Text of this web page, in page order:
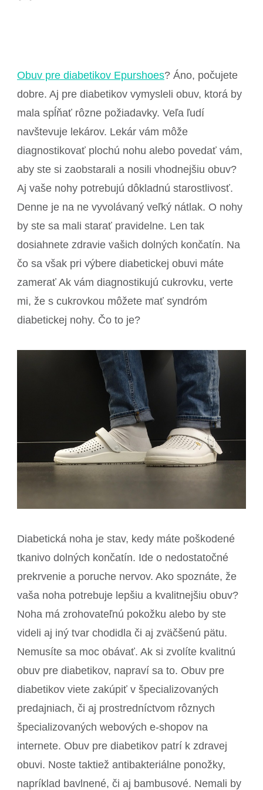
Obuv pre diabetikov Epurshoes? Áno, počujete
dobre. Aj pre diabetikov vymysleli obuv, ktorá by
mala spĺňať rôzne požiadavky. Veľa ľudí
navštevuje lekárov. Lekár vám môže
diagnostikovať plochú nohu alebo povedať vám,
aby ste si zaobstarali a nosili vhodnejšiu obuv?
Aj vaše nohy potrebujú dôkladnú starostlivosť.
Denne je na ne vyvolávaný veľký nátlak. O nohy
by ste sa mali starať pravidelne. Len tak
dosiahnete zdravie vašich dolných končatín. Na
čo sa však pri výbere diabetickej obuvi máte
zamerať Ak vám diagnostikujú cukrovku, verte
mi, že s cukrovkou môžete mať syndróm
diabetickej nohy. Čo to je?
Diabetická noha je stav, kedy máte poškodené
tkanivo dolných končatín. Ide o nedostatočné
prekrvenie a poruche nervov. Ako spoznáte, že
vaša noha potrebuje lepšiu a kvalitnejšiu obuv?
Noha má zrohovateľnú pokožku alebo by ste
videli aj iný tvar chodidla či aj zväčšenú pätu.
Nemusíte sa moc obávať. Ak si zvolíte kvalitnú
obuv pre diabetikov, napraví sa to. Obuv pre
diabetikov viete zakúpiť v špecializovaných
predajniach, či aj prostredníctvom rôznych
špecializovaných webových e-shopov na
internete. Obuv pre diabetikov patrí k zdravej
obuvi. Noste taktiež antibakteriálne ponožky,
napríklad bavlnené, či aj bambusové. Nemali by